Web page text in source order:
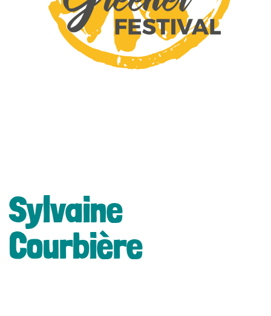
Sylvaine
Courbière